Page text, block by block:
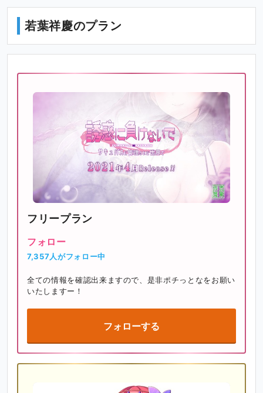
若葉祥慶のプラン
フリープラン
フォロー
7,357人がフォロー中
全ての情報を確認出来ますので、是非ポチっとなをお願い
いたしますー！
フォローする